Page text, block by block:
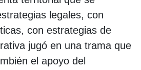
legales, con
con estrategias de
jugó en una trama que
el apoyo del